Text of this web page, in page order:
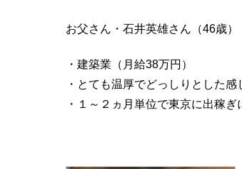
お父さん・石井英雄さん（46歳）
・建築業（月給38万円）
・とても温厚でどっしりとした感
・１～２ヵ月単位で東京に出稼ぎ